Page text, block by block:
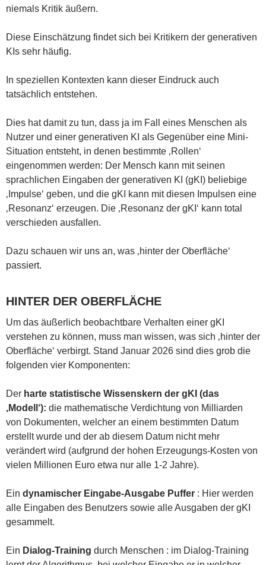
niemals Kritik äußern.
Diese Einschätzung findet sich bei Kritikern der generativen
KIs sehr häufig.
In speziellen Kontexten kann dieser Eindruck auch
tatsächlich entstehen.
Dies hat damit zu tun, dass ja im Fall eines Menschen als
Nutzer und einer generativen KI als Gegenüber eine Mini-
Situation entsteht, in denen bestimmte ‚Rollen‘
eingenommen werden: Der Mensch kann mit seinen
sprachlichen Eingaben der generativen KI (gKI) beliebige
‚Impulse‘ geben, und die gKI kann mit diesen Impulsen eine
‚Resonanz‘ erzeugen. Die ‚Resonanz der gKI‘ kann total
verschieden ausfallen.
Dazu schauen wir uns an, was ‚hinter der Oberfläche‘
passiert.
HINTER DER OBERFLÄCHE
Um das äußerlich beobachtbare Verhalten einer gKI
verstehen zu können, muss man wissen, was sich ‚hinter der
Oberfläche‘ verbirgt. Stand Januar 2026 sind dies grob die
folgenden vier Komponenten:
Der harte statistische Wissenskern der gKI (das
‚Modell‘): die mathematische Verdichtung von Milliarden
von Dokumenten, welcher an einem bestimmten Datum
erstellt wurde und der ab diesem Datum nicht mehr
verändert wird (aufgrund der hohen Erzeugungs-Kosten von
vielen Millionen Euro etwa nur alle 1-2 Jahre).
Ein dynamischer Eingabe-Ausgabe Puffer : Hier werden
alle Eingaben des Benutzers sowie alle Ausgaben der gKI
gesammelt.
Ein Dialog-Training durch Menschen : im Dialog-Training